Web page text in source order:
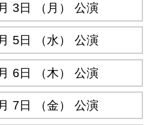
3日 （月） 公演
5日 （水） 公演
6日 （木） 公演
7日 （金） 公演